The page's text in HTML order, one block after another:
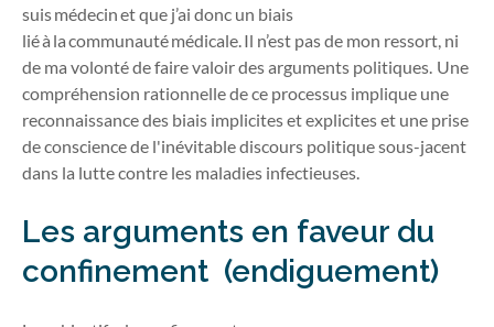
suis médecin et que j’ai donc un biais
lié à la communauté médicale. Il n’est pas de mon ressort, ni
de ma volonté de faire valoir des arguments politiques. Une
compréhension rationnelle de ce processus implique une
reconnaissance des biais implicites et explicites et une prise
de conscience de l'inévitable discours politique sous-jacent
dans la lutte contre les maladies infectieuses.
Les arguments en faveur du
confinement (endiguement)